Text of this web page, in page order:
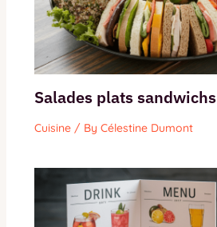
Salades plats sandwichs
Cuisine/ By Célestine Dumont